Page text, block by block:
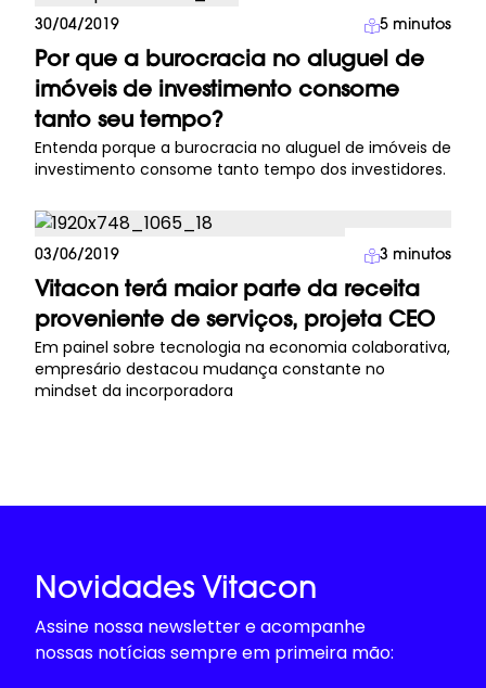
30/04/2019 5 minutos
Por que a burocracia no aluguel de
imóveis de investimento consome
tanto seu tempo?
Entenda porque a burocracia no aluguel de imóveis de
investimento consome tanto tempo dos investidores.
Imprensa
03/06/2019 3 minutos
Vitacon terá maior parte da receita
proveniente de serviços, projeta CEO
Em painel sobre tecnologia na economia colaborativa,
empresário destacou mudança constante no
mindset da incorporadora
Novidades Vitacon
Assine nossa newsletter e acompanhe
nossas notícias sempre em primeira mão: